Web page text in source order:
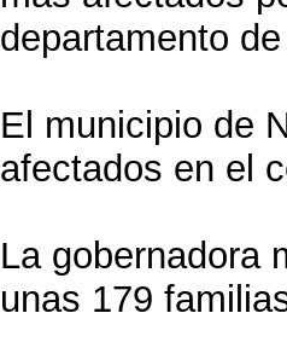
departamento
El municipio de
afectados en el
La gobernadora
unas 179